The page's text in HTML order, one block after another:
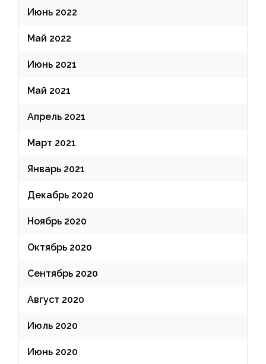
Июнь 2022
Май 2022
Июнь 2021
Май 2021
Апрель 2021
Март 2021
Январь 2021
Декабрь 2020
Ноябрь 2020
Октябрь 2020
Сентябрь 2020
Август 2020
Июль 2020
Июнь 2020